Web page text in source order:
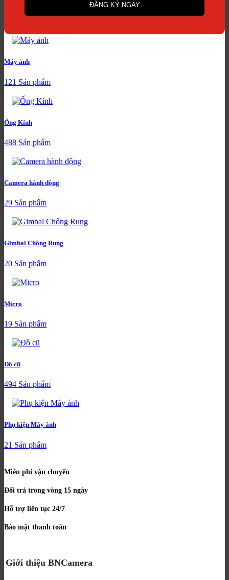
Máy ảnh
121 Sản phẩm
Ống Kính
488 Sản phẩm
Camera hành động
29 Sản phẩm
Gimbal Chống Rung
20 Sản phẩm
Micro
19 Sản phẩm
Đồ cũ
494 Sản phẩm
Phụ kiện Máy ảnh
21 Sản phẩm
Miễn phí vận chuyển
Đổi trả trong vòng 15 ngày
Hỗ trợ liên tục 24/7
Bảo mật thanh toán
Giới thiệu BNCamera